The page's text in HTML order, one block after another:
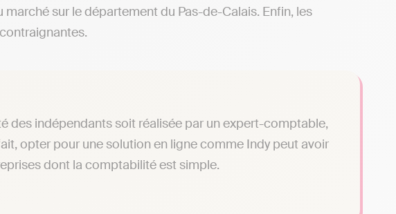
sur le département du Pas-de-Calais. Enfin, les
des indépendants soit réalisée par un expert-comptable,
opter pour une solution en ligne comme Indy peut avoir
dont la comptabilité est simple.